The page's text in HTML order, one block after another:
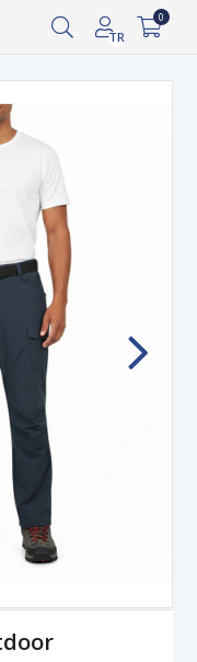
verilecektir.
TR
0